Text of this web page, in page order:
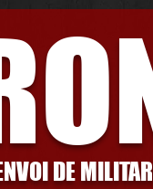
DE